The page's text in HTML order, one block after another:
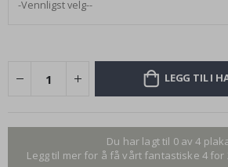
LEGG TIL I
Du har lagt til 0 av 4
Legg til mer for å få vårt fantastiske 4 for